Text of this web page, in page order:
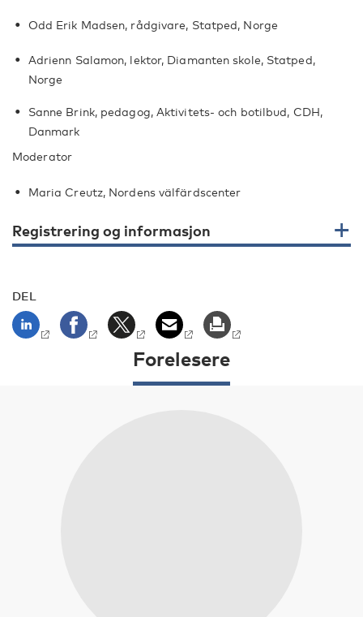
Odd Erik Madsen, rådgivare, Statped, Norge
Adrienn Salamon, lektor, Diamanten skole, Statped,
Norge
Sanne Brink, pedagog, Aktivitets- och botilbud, CDH,
Danmark
Moderator
Maria Creutz, Nordens välfärdscenter
Registrering og informasjon
DEL
Forelesere